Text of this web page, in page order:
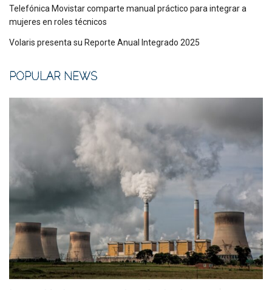
Telefónica Movistar comparte manual práctico para integrar a
mujeres en roles técnicos
Volaris presenta su Reporte Anual Integrado 2025
POPULAR NEWS